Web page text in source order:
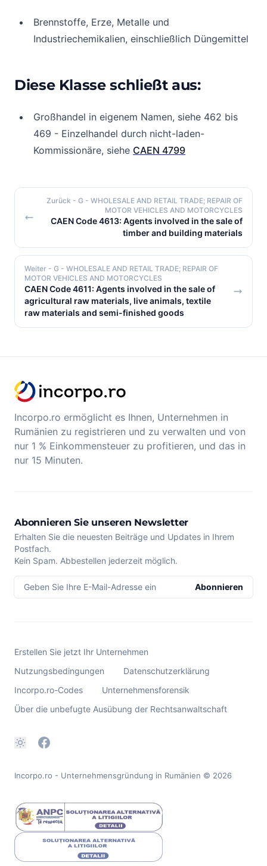
Brennstoffe, Erze, Metalle und
Industriechemikalien, einschließlich Düngemittel
Diese Klasse schließt aus:
Großhandel in eigenem Namen, siehe 462 bis
469 - Einzelhandel durch nicht-laden-
Kommissionäre, siehe CAEN 4799
Zurück - G - WHOLESALE AND RETAIL TRADE; REPAIR OF
MOTOR VEHICLES AND MOTORCYCLES
CAEN Code 4613: Agents involved in the sale of
timber and building materials
Weiter - G - WHOLESALE AND RETAIL TRADE; REPAIR OF
MOTOR VEHICLES AND MOTORCYCLES
CAEN Code 4611: Agents involved in the sale of
agricultural raw materials, live animals, textile
raw materials and semi-finished goods
Incorpo.ro ermöglicht es Ihnen, Unternehmen in
Rumänien zu registrieren und zu verwalten und von
nur 1 % Einkommensteuer zu profitieren, und das in
nur 15 Minuten.
Abonnieren Sie unseren Newsletter
Erhalten Sie die neuesten Beiträge und Updates in Ihrem
Postfach.
Kein Spam. Abbestellen jederzeit möglich.
Geben Sie Ihre E-Mail-Adresse ein Abonnieren
Erstellen Sie jetzt Ihr Unternehmen
Nutzungsbedingungen
Datenschutzerklärung
Incorpo.ro-Codes
Unternehmensforensik
Über die unbefugte Ausübung der Rechtsanwaltschaft
Incorpo.ro - Unternehmensgründung in Rumänien © 2026